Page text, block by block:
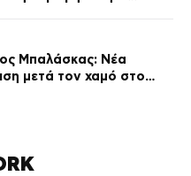
σοκαρίστικα»
Μπαλάσκας: Νέα
μετά τον χαμό στο